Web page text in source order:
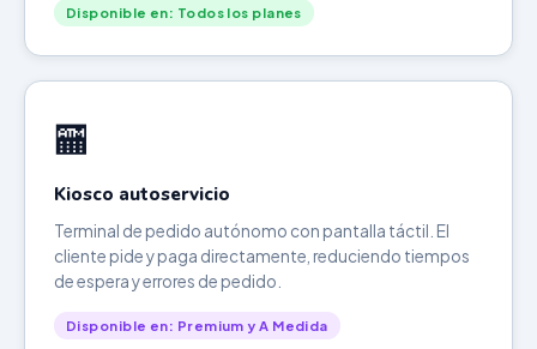
Disponible en: Todos los planes
🏧
Kiosco autoservicio
Terminal de pedido autónomo con pantalla táctil. El
cliente pide y paga directamente, reduciendo tiempos
de espera y errores de pedido.
Disponible en: Premium y A Medida